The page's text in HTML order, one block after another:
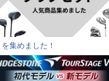
集めました！